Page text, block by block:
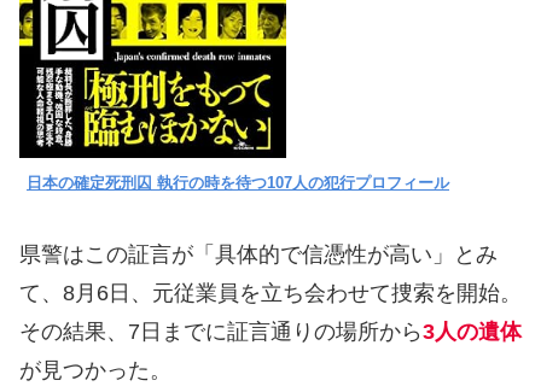
日本の確定死刑囚 執行の時を待つ107人の犯行プロフィール
県警はこの証言が「具体的で信憑性が高い」とみ
て、8月6日、元従業員を立ち会わせて捜索を開始。
その結果、7日までに証言通りの場所から3人の遺体
が見つかった。